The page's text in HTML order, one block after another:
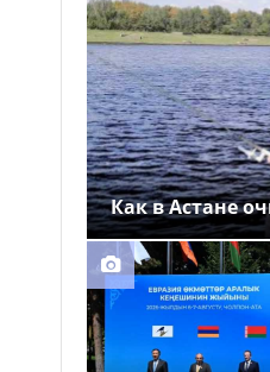
12:01
Выборы депутатов
Курултая: как узнать
избирательный участок
11:41
Служебная собака
помогла полицейским
пропавшую 18-летнюю
девушку в Караганде
Как в Астане